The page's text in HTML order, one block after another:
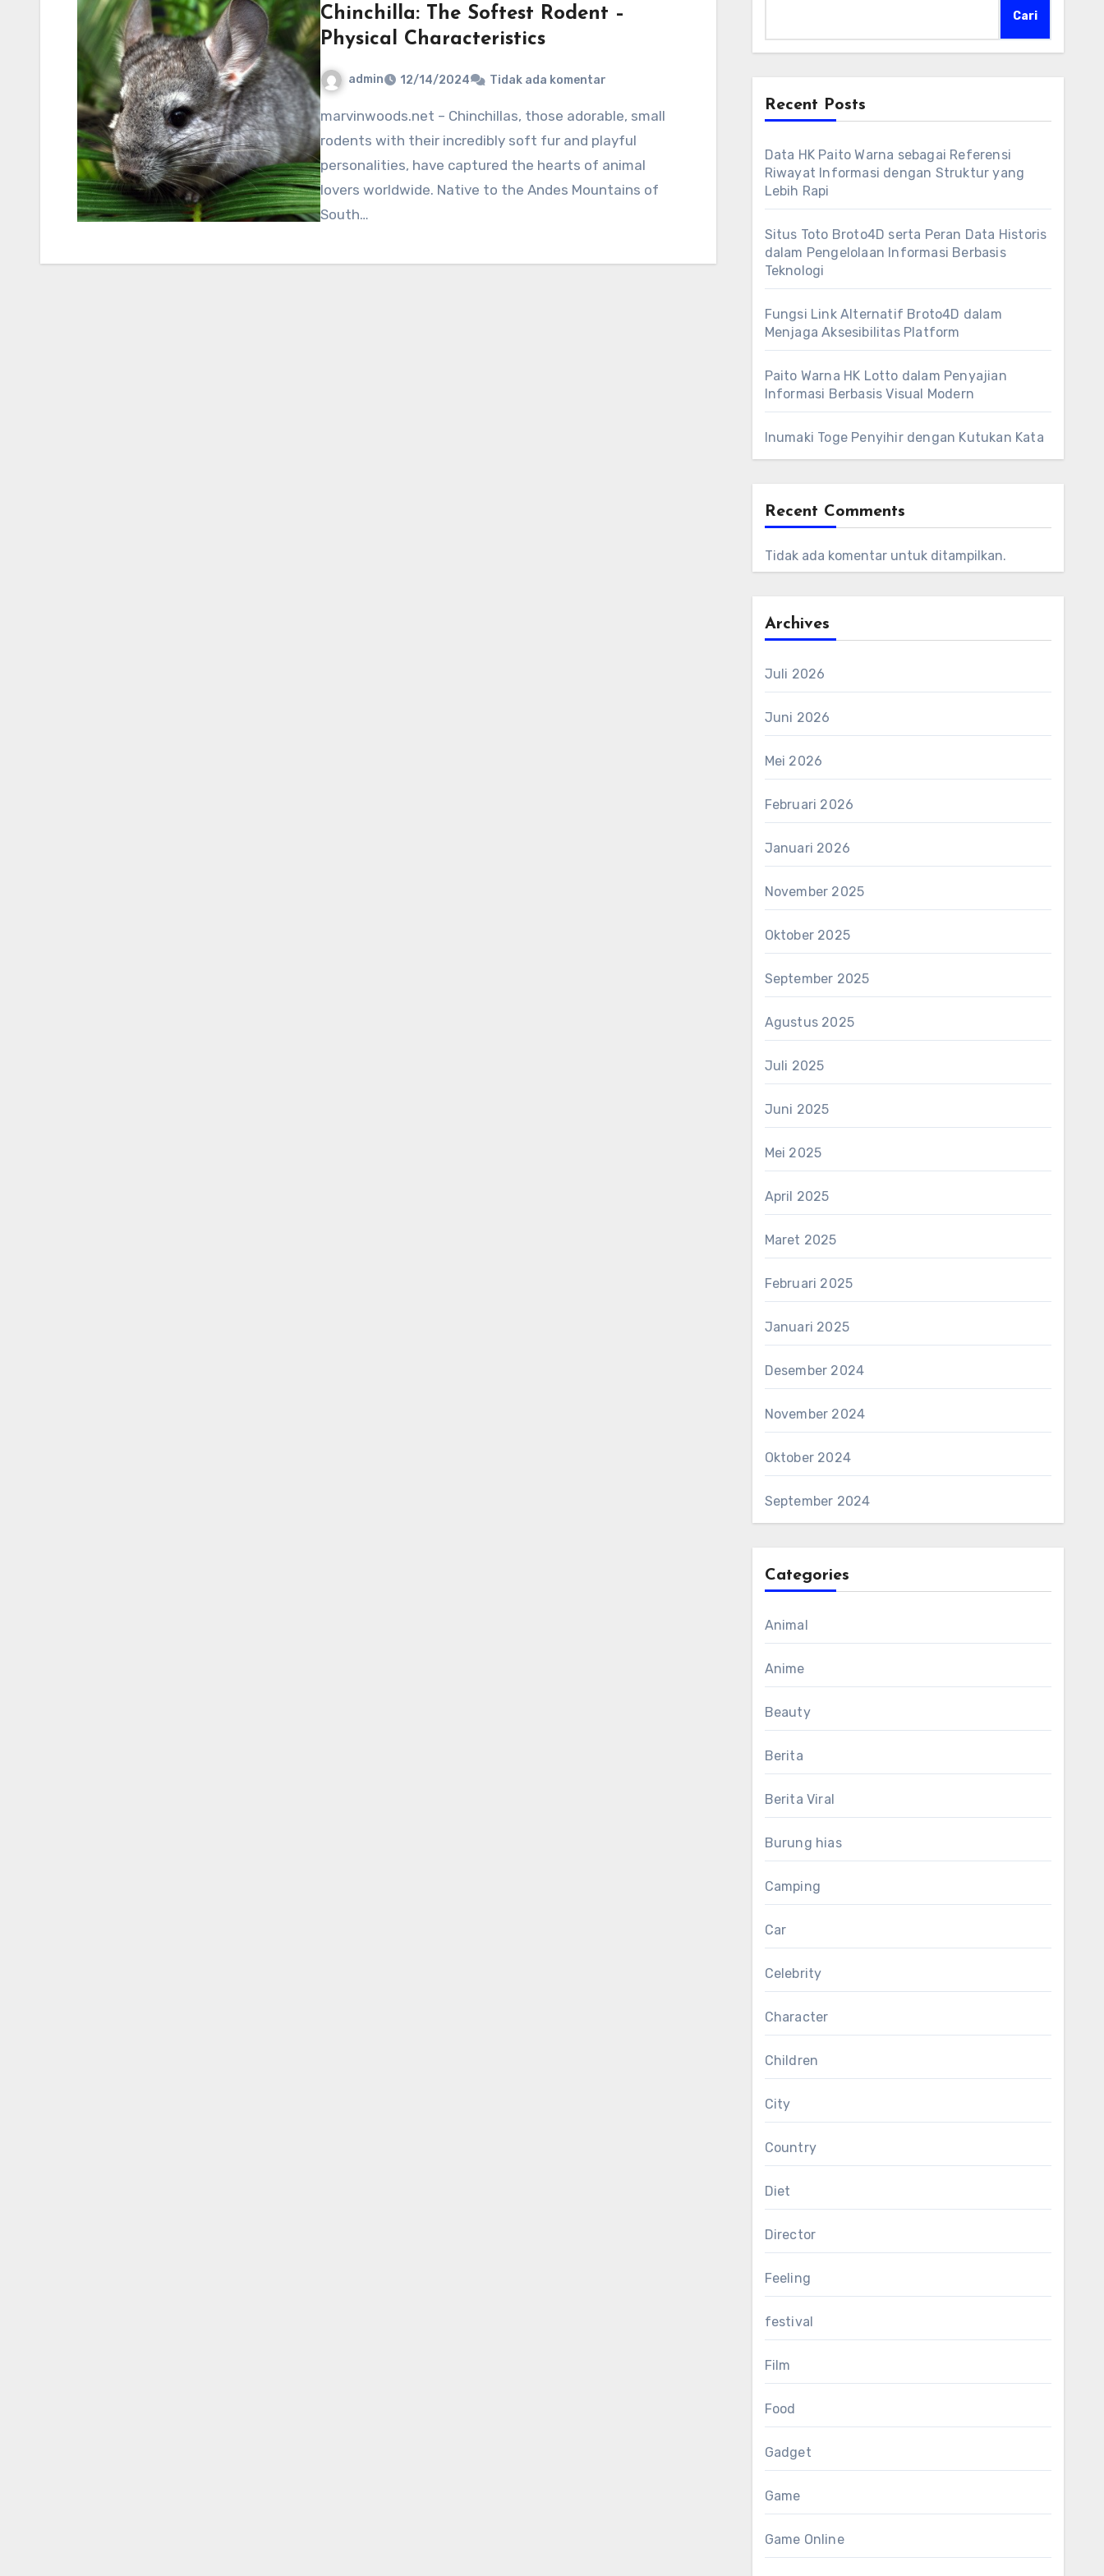
Chinchilla: The Softest Rodent –
Physical Characteristics
admin 12/14/2024 Tidak ada komentar
marvinwoods.net – Chinchillas, those adorable, small
rodents with their incredibly soft fur and playful
personalities, have captured the hearts of animal
lovers worldwide. Native to the Andes Mountains of
South…
Cari
Recent Posts
Data HK Paito Warna sebagai Referensi
Riwayat Informasi dengan Struktur yang
Lebih Rapi
Situs Toto Broto4D serta Peran Data Historis
dalam Pengelolaan Informasi Berbasis
Teknologi
Fungsi Link Alternatif Broto4D dalam
Menjaga Aksesibilitas Platform
Paito Warna HK Lotto dalam Penyajian
Informasi Berbasis Visual Modern
Inumaki Toge Penyihir dengan Kutukan Kata
Recent Comments
Tidak ada komentar untuk ditampilkan.
Archives
Juli 2026
Juni 2026
Mei 2026
Februari 2026
Januari 2026
November 2025
Oktober 2025
September 2025
Agustus 2025
Juli 2025
Juni 2025
Mei 2025
April 2025
Maret 2025
Februari 2025
Januari 2025
Desember 2024
November 2024
Oktober 2024
September 2024
Categories
Animal
Anime
Beauty
Berita
Berita Viral
Burung hias
Camping
Car
Celebrity
Character
Children
City
Country
Diet
Director
Feeling
festival
Film
Food
Gadget
Game
Game Online